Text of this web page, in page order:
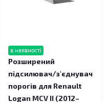
в наявності
Розширений
підсилювач/з'єднувач
порогів для Renault
Logan MCV II (2012–